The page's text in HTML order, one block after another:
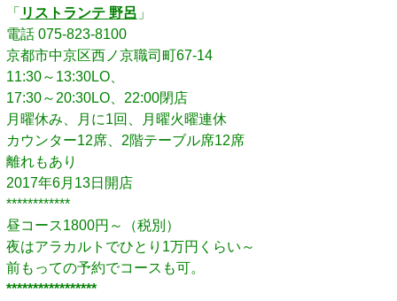
「 リストランテ 野呂 」
電話 075-823-8100
京都市中京区西ノ京職司町67-14
11:30～13:30LO、
17:30～20:30LO、22:00閉店
月曜休み、月に1回、月曜火曜連休
カウンター12席、2階テーブル席12席
離れもあり
2017年6月13日開店
************
昼コース1800円～（税別）
夜はアラカルトでひとり1万円くらい～
前もっての予約でコースも可。
*****************